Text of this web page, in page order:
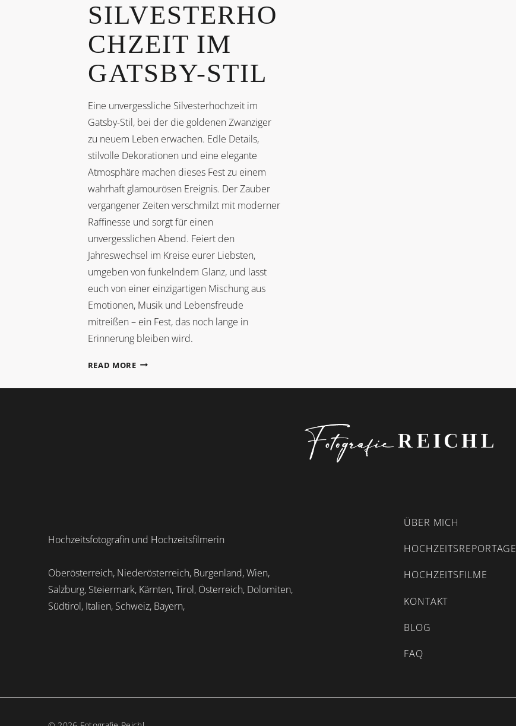
SILVESTERHO
CHZEIT IM
GATSBY-STIL
Eine unvergessliche Silvesterhochzeit im
Gatsby-Stil, bei der die goldenen Zwanziger
zu neuem Leben erwachen. Edle Details,
stilvolle Dekorationen und eine elegante
Atmosphäre machen dieses Fest zu einem
wahrhaft glamourösen Ereignis. Der Zauber
vergangener Zeiten verschmilzt mit moderner
Raffinesse und sorgt für einen
unvergesslichen Abend. Feiert den
Jahreswechsel im Kreise eurer Liebsten,
umgeben von funkelndem Glanz, und lasst
euch von einer einzigartigen Mischung aus
Emotionen, Musik und Lebensfreude
mitreißen – ein Fest, das noch lange in
Erinnerung bleiben wird.
READ MORESILVESTERHOCHZEIT
GATSBY-
Hochzeitsfotografin und Hochzeitsfilmerin
Oberösterreich, Niederösterreich, Burgenland, Wien,
Salzburg, Steiermark, Kärnten, Tirol, Österreich, Dolomiten,
Südtirol, Italien, Schweiz, Bayern,
ÜBER MICH
HOCHZEITSREPORTAGE
HOCHZEITSFILME
KONTAKT
BLOG
FAQ